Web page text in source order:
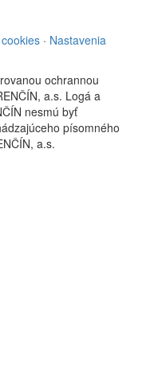
· Nastavenia
ochrannou
a.s. Logá a
nesmú byť
písomného
a.s.